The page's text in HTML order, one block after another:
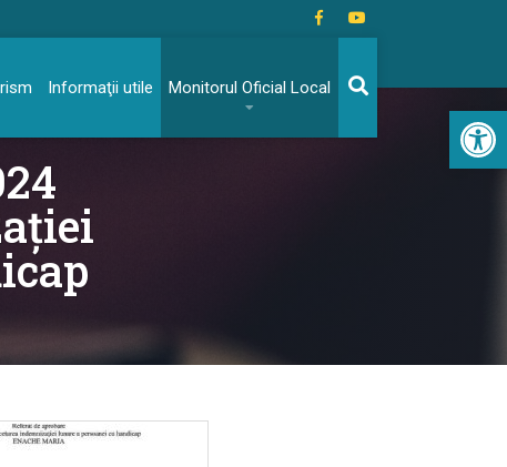
Informaţii utile Monitorul Oficial Local